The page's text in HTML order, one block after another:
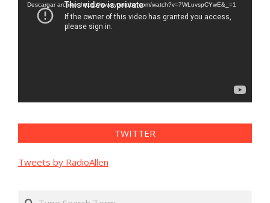
vídeo
Descargar archivo: https://www.youtube.com/watch?v=7WLuvspCYwE&_=1
TWITTER
Tweets by RadioAllen
Search